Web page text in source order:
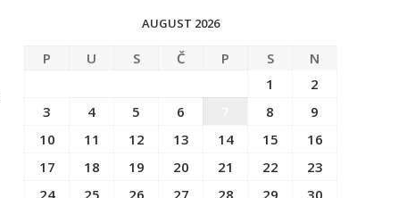
AUGUST 2026
P U S Č P S
N
1
2
3
4 5 6 8
9
10
11 12 13 14 15
16
17
18 19 20 21 22
23
24
25 26 27 28 29
30